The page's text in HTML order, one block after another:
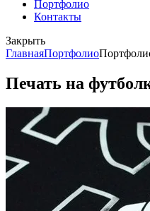
Портфолио
Контакты
Закрыть
ГлавнаяПортфолио
Печать на